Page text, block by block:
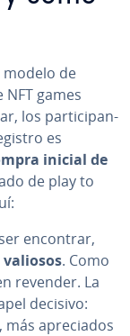
modelo de
games
los pa­r­ti­ci­pa­n­
es
inicial de
de play to
encontrar,
. Como
revender. La
decisivo:
más apre­cia­dos